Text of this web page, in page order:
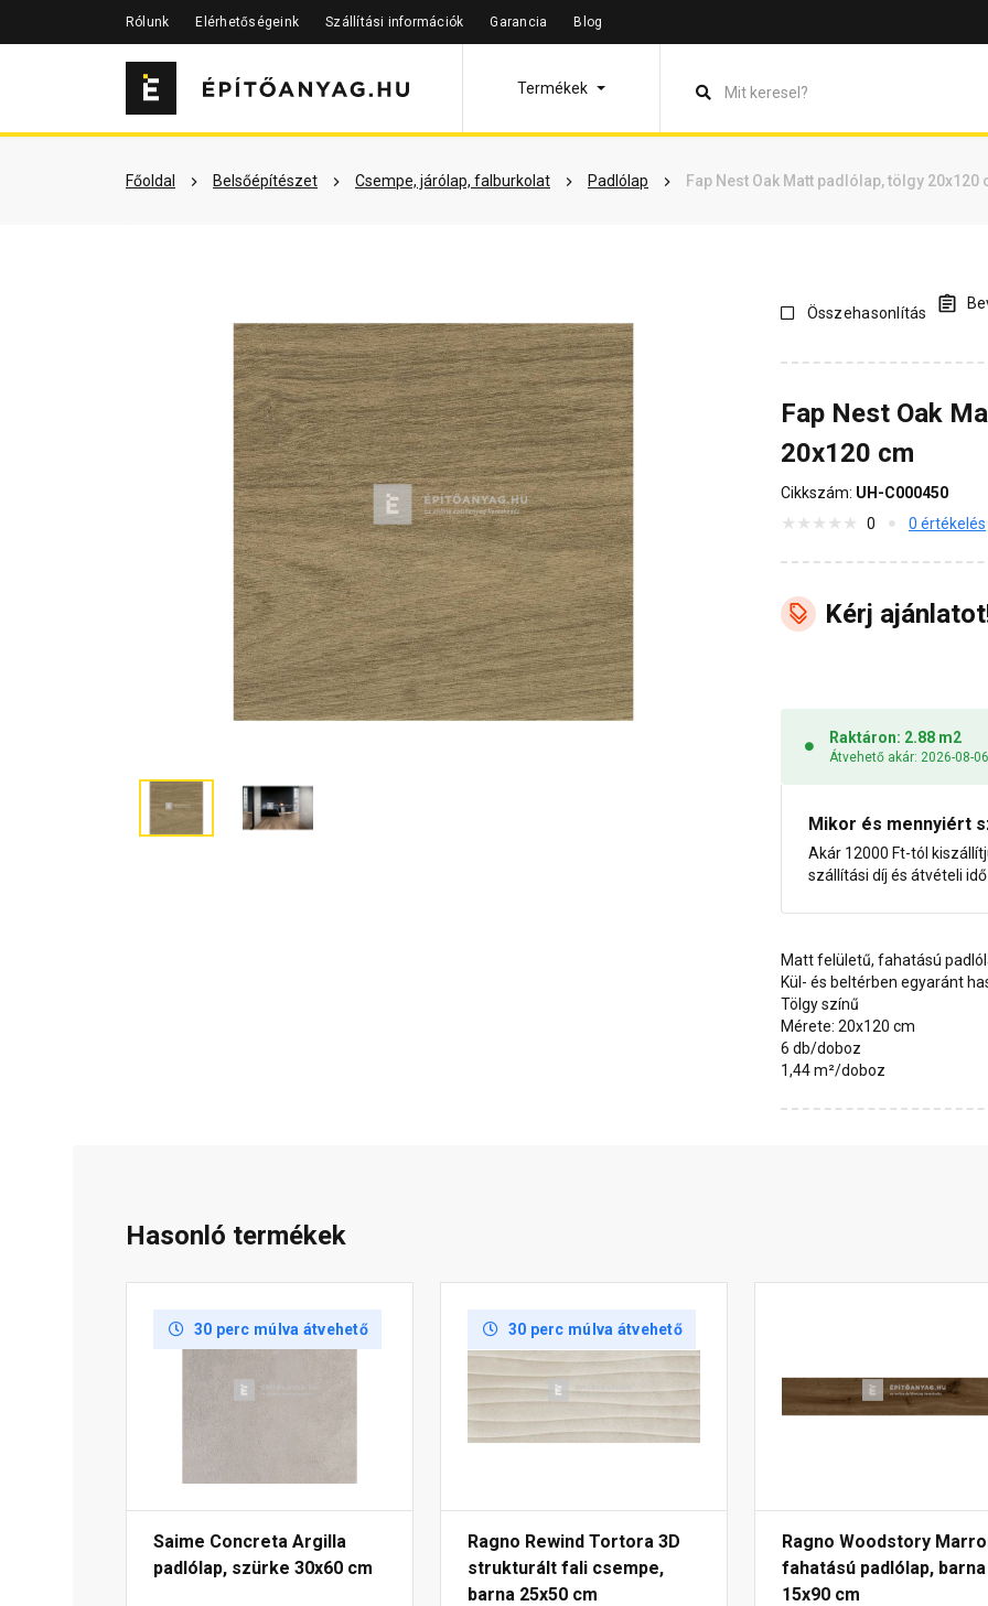
Rólunk Elérhetőségeink Szállítási információk Garancia Blog
Termékek
Főoldal Belsőépítészet Csempe, járólap, falburkolat Padlólap Fap Nest Oak Matt padlólap, tölgy 20x120
Szükséged lehet rá Részletes leírás Termékinformáció Vásárlói vélemények Kérdések
Összehasonlítás
Fap Nest Oak
20x120 cm
Cikkszám: UH-C000450
0
0 értékelés
Kérj
Raktáron: 2.88 m2
Átvehető akár: 2026-08-06
Mikor és mennyiért
Akár 12000 Ft-tól
szállítási díj és átvételi
Matt felületű, fahatású
Kül- és beltérben egyaránt
Tölgy színű
Mérete: 20x120 cm
6 db/doboz
1,44 m²/doboz
Hasonló termékek
30 perc múlva átvehető
Saime Concreta Argilla
padlólap, szürke 30x60 cm
30 perc múlva átvehető
Ragno Rewind Tortora 3D
strukturált fali csempe,
barna 25x50 cm
Ragno Woodstory
fahatású padlólap, barna
15x90 cm